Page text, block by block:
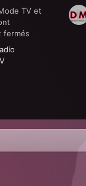
TV et
fermés